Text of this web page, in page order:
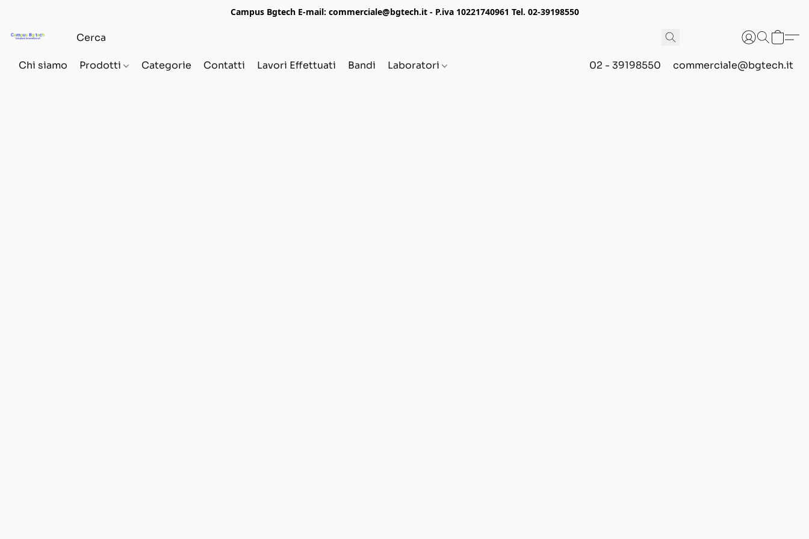
Campus Bgtech E-mail: commerciale@bgtech.it - P.iva 10221740961 Tel. 02-39198550
Chi siamo Prodotti Categorie Contatti Lavori Effettuati Bandi Laboratori 02 - 39198550 commerciale@bgtech.it